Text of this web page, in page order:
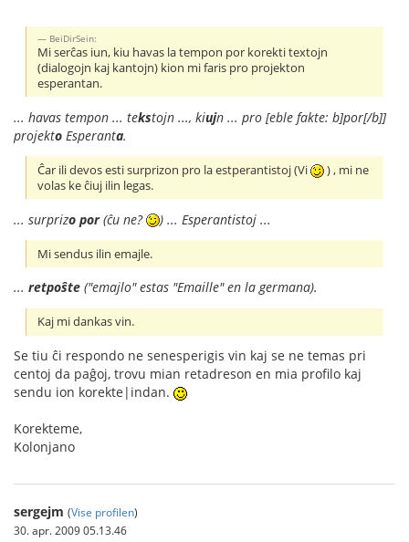
BeiDirSein:
Mi serĉas iun, kiu havas la tempon por korekti textojn
(dialogojn kaj kantojn) kion mi faris pro projekton
esperantan.
... havas tempon ... tekstojn ..., kiujn ... pro [eble fakte: b]por[/b]]
projekto Esperanta.
Ĉar ili devos esti surprizon pro la estperantistoj (Vi
) , mi ne
volas ke ĉiuj ilin legas.
... surprizo por(ĉu ne? ) ... Esperantistoj ...
Mi sendus ilin emajle.
... retpoŝte ("emajlo" estas "Emaille" en la germana).
Kaj mi dankas vin.
Se tiu ĉi respondo ne senesperigis vin kaj se ne temas pri
centoj da paĝoj, trovu mian retadreson en mia profilo kaj
sendu ion korekte|indan.
Korekteme,
Kolonjano
sergejm (Vise profilen)
30. apr. 2009 05.13.46